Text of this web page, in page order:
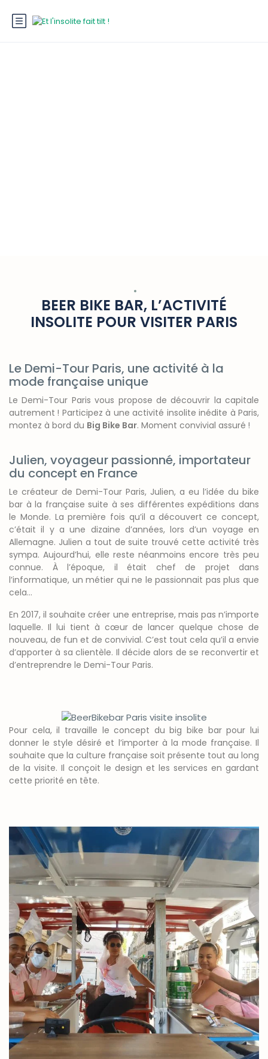
BEER BIKE BAR, L’ACTIVITÉ
INSOLITE POUR VISITER PARIS
Le Demi-Tour Paris, une activité à la
mode française unique
Le Demi-Tour Paris vous propose de découvrir la capitale
autrement ! Participez à une activité insolite inédite à Paris,
montez à bord du Big Bike Bar. Moment convivial assuré !
Julien, voyageur passionné, importateur
du concept en France
Le créateur de Demi-Tour Paris, Julien, a eu l’idée du bike
bar à la française suite à ses différentes expéditions dans
le Monde. La première fois qu’il a découvert ce concept,
c’était il y a une dizaine d’années, lors d’un voyage en
Allemagne. Julien a tout de suite trouvé cette activité très
sympa. Aujourd’hui, elle reste néanmoins encore très peu
connue. À l’époque, il était chef de projet dans
l’informatique, un métier qui ne le passionnait pas plus que
cela…
En 2017, il souhaite créer une entreprise, mais pas n’importe
laquelle. Il lui tient à cœur de lancer quelque chose de
nouveau, de fun et de convivial. C’est tout cela qu’il a envie
d’apporter à sa clientèle. Il décide alors de se reconvertir et
d’entreprendre le Demi-Tour Paris.
Pour cela, il travaille le concept du big bike bar pour lui
donner le style désiré et l’importer à la mode française. Il
souhaite que la culture française soit présente tout au long
de la visite. Il conçoit le design et les services en gardant
cette priorité en tête.